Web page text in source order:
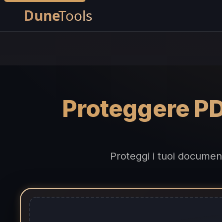
Proteggere
Proteggi i tuoi